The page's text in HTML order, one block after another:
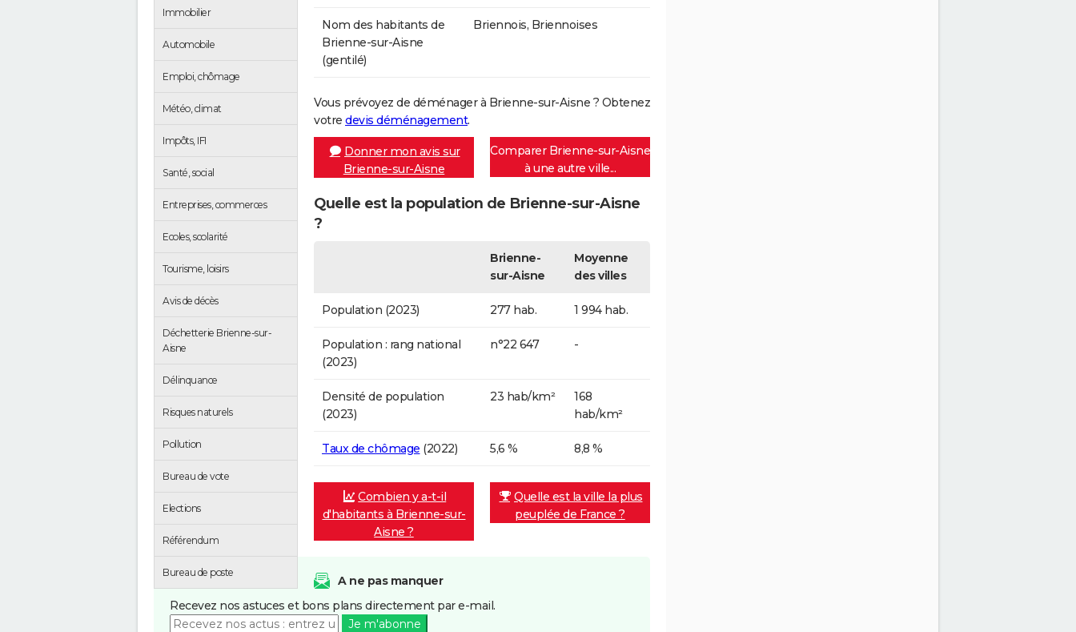
Immobilier
Automobile
Emploi, chômage
Météo, climat
Impôts, IFI
Santé, social
Entreprises, commerces
Ecoles, scolarité
Tourisme, loisirs
Avis de décès
Déchetterie Brienne-sur-
Aisne
Délinquance
Risques naturels
Pollution
Bureau de vote
Elections
Référendum
Bureau de poste
Nom des habitants de
Brienne-sur-Aisne
(gentilé)
Briennois, Briennoises
Vous prévoyez de déménager à Brienne-sur-Aisne ? Obtenez
votre devis déménagement.
Donner mon avis sur
Brienne-sur-Aisne
Comparer Brienne-sur-Aisne
à une autre ville...
Quelle est la population de Brienne-sur-Aisne
?
Brienne-
sur-Aisne
Moyenne
des villes
Population (2023) 277 hab. 1 994 hab.
Population : rang national
(2023)
n°22 647 -
Densité de population
(2023)
23 hab/km²
168
hab/km²
Taux de chômage (2022) 5,6 % 8,8 %
Combien y a-t-il
d'habitants à Brienne-sur-
Aisne ?
Quelle est la ville la plus
peuplée de France ?
A ne pas manquer
Recevez nos astuces et bons plans directement par e-mail.
Je m'abonne